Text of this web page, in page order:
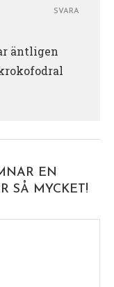
äntligen
SVARA
EN
SÅ MYCKET!